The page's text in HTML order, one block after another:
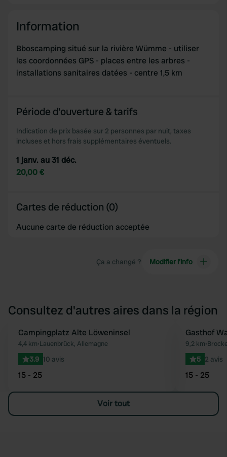
Information
Bboscamping situé sur la rivière Wümme - utiliser
les coordonnées GPS - places entre les arbres -
installations sanitaires datées - centre 1,5 km
Période d'ouverture & tarifs
Indication de prix basée sur 2 personnes par nuit, taxes
incluses et hors frais supplémentaires éventuels.
1 janv. au 31 déc.
20,00 €
Cartes de réduction (0)
Aucune carte de réduction acceptée
Ça a changé ? Modifier l’info
Consultez d'autres aires dans la région
Préféré
Campingplatz Alte Löweninsel
4,4 km•Lauenbrück, Allemagne
3.9 10 avis
15 - 25
Gasthof
9,2 km•
5 2 avis
15 - 25
Voir tout